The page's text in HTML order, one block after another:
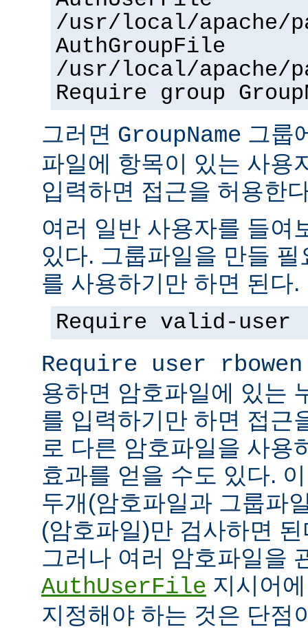
/usr/local/apache/
AuthGroupFile
/usr/local/apache/
Require group
그러면 GroupName 그룹
파일에 항목이 있는 사용
입력하면 접근을 허용한
여러 일반 사용자를 들여
있다. 그룹파일을 만들
를 사용하기만 하면 된다.
Require valid-user
Require user rbowen
용하면 암호파일에 있는
를 입력하기만 하면 접근
로 다른 암호파일을 사용
효과를 얻을 수도 있다.
두개(암호파일과 그룹파
(암호파일)만 검사하면
그러나 여러 암호파일을
AuthUserFile 지시어
지정해야 하는 것은 단점